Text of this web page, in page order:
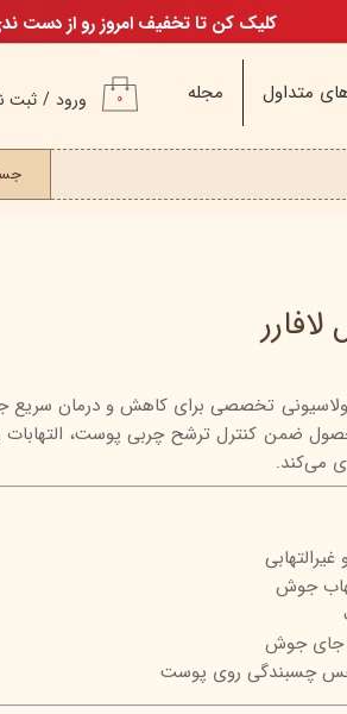
اسکین
متداول مجله ورود / ثبت
تغییر گذر واژه
۰
کلیک کن تا تخفیف امروز رو از دست
تخصصی برای کاهش و درمان
ضمن کنترل ترشح چربی پوست،
می‌کند.
جوش
و جای جوش
چسبندگی روی پوست